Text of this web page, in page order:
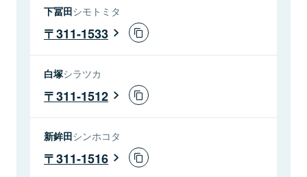
下冨田シモトミタ
311-1533
白塚シラツカ
311-1512
新鉾田シンホコタ
311-1516